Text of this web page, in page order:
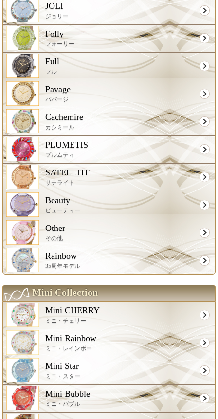
JOLI
ジョリー
Folly
フォーリー
Full
フル
Pavage
パバージ
Cachemire
カシミール
PLUMETIS
プルムティ
SATELLITE
サテライト
Beauty
ビューティー
Other
その他
Rainbow
35周年モデル
Mini Collection
Mini CHERRY
ミニ・チェリー
Mini Rainbow
ミニ・レインボー
Mini Star
ミニ・スター
Mini Bubble
ミニ・バブル